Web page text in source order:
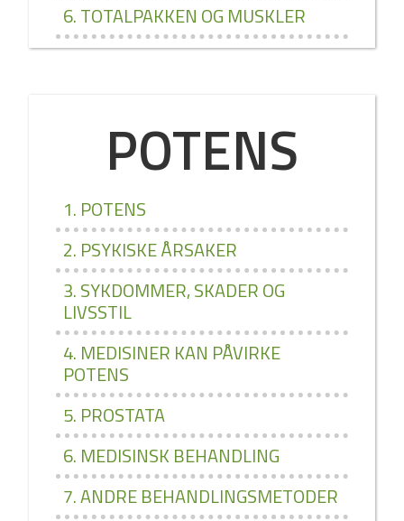
6. TOTALPAKKEN OG MUSKLER
POTENS
1. POTENS
2. PSYKISKE ÅRSAKER
3. SYKDOMMER, SKADER OG
LIVSSTIL
4. MEDISINER KAN PÅVIRKE
POTENS
5. PROSTATA
6. MEDISINSK BEHANDLING
7. ANDRE BEHANDLINGSMETODER